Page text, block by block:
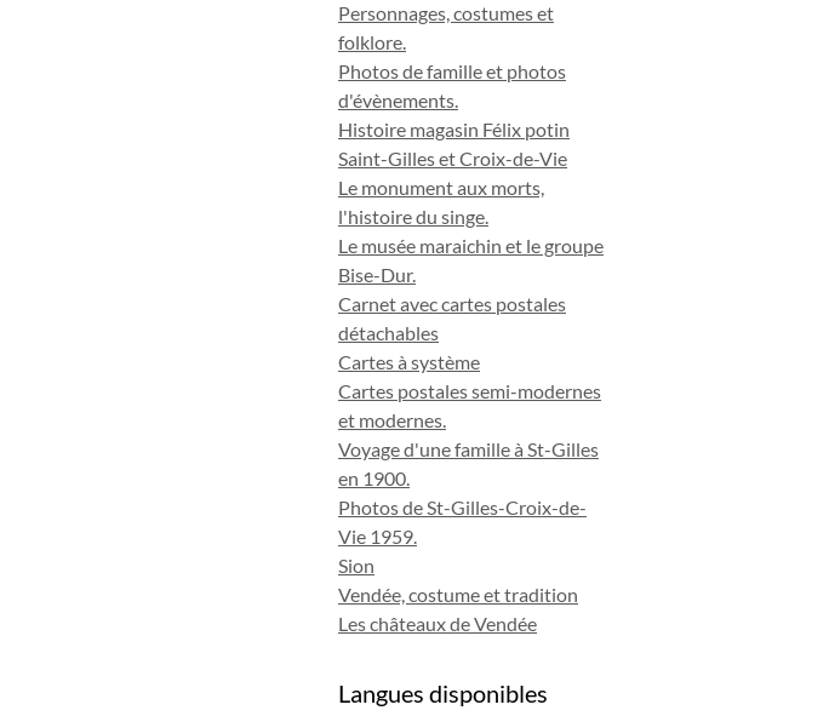
Personnages, costumes et
folklore.
Photos de famille et photos
d'évènements.
Histoire magasin Félix potin
Saint-Gilles et Croix-de-Vie
Le monument aux morts,
l'histoire du singe.
Le musée maraichin et le groupe
Bise-Dur.
Carnet avec cartes postales
détachables
Cartes à système
Cartes postales semi-modernes
et modernes.
Voyage d'une famille à St-Gilles
en 1900.
Photos de St-Gilles-Croix-de-
Vie 1959.
Sion
Vendée, costume et tradition
Les châteaux de Vendée
Langues disponibles